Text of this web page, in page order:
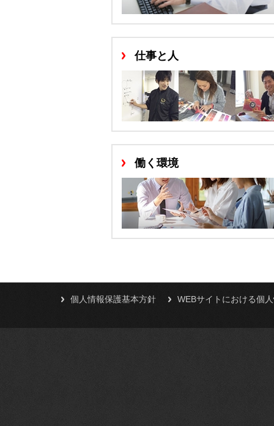
仕事と人
働く環境
個人情報保護基本方針 WEBサイトにおける個